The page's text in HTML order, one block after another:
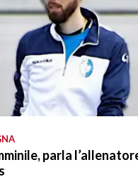
parla